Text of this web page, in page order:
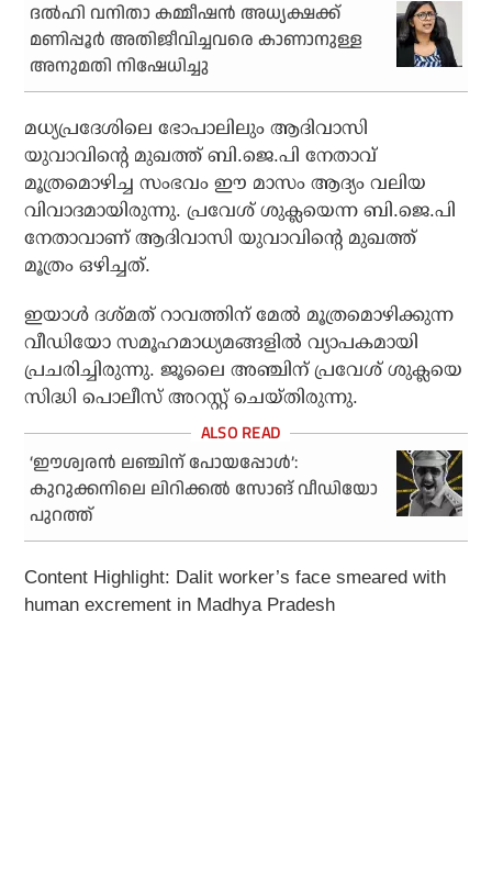
ദല്‍ഹി വനിതാ കമ്മീഷന്‍ അധ്യക്ഷക്ക്
മണിപ്പൂര്‍ അതിജീവിച്ചവരെ കാണാനുള്ള
അനുമതി നിഷേധിച്ചു
മധ്യപ്രദേശിലെ ഭോപാലിലും ആദിവാസി
യുവാവിന്റെ മുഖത്ത് ബി.ജെ.പി നേതാവ്
മൂത്രമൊഴിച്ച സംഭവം ഈ മാസം ആദ്യം വലിയ
വിവാദമായിരുന്നു. പ്രവേശ് ശുക്ലയെന്ന ബി.ജെ.പി
നേതാവാണ് ആദിവാസി യുവാവിന്റെ മുഖത്ത്
മൂത്രം ഒഴിച്ചത്.
ഇയാള്‍ ദശ്മത് റാവത്തിന് മേല്‍ മൂത്രമൊഴിക്കുന്ന
വീഡിയോ സമൂഹമാധ്യമങ്ങളില്‍ വ്യാപകമായി
പ്രചരിച്ചിരുന്നു. ജൂലൈ അഞ്ചിന് പ്രവേശ് ശുക്ലയെ
സിദ്ധി പൊലീസ് അറസ്റ്റ് ചെയ്തിരുന്നു.
‘ഈശ്വരൻ ലഞ്ചിന് പോയപ്പോൾ’:
കുറുക്കനിലെ ലിറിക്കൽ സോങ് വീഡിയോ
പുറത്ത്
Content Highlight: Dalit worker’s face smeared with
human excrement in Madhya Pradesh